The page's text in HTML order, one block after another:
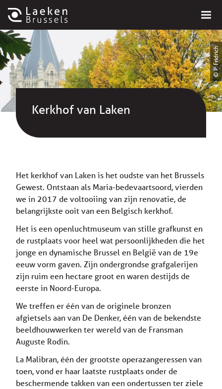
© P. Fridrich
Kerkhof van Laken
Het kerkhof van Laken is het oudste van het Brussels
Gewest. Ontstaan als Maria-bedevaartsoord, vierden
we in 2017 de voltooiing van zijn renovatie, de
belangrijkste ooit van een Belgisch kerkhof.
Het is een openluchtmuseum van stille grafkunst en
de rustplaats voor heel wat persoonlijkheden die het
jonge en dynamische Brussel en België van de 19e
eeuw vorm gaven. Zijn ondergrondse grafgalerijen
zijn ruim een hectare groot en waren destijds de
eerste in Noord-Europa.
We treffen er één van de originele bronzen
afgietsels aan van De Denker, één van de bekendste
beeldhouwwerken ter wereld van de Fransman
Auguste Rodin.
La Malibran, één der grootste operazangeressen van
toen, vond er haar laatste rustplaats onder de
beschermende takken van een ondertussen ter ziele